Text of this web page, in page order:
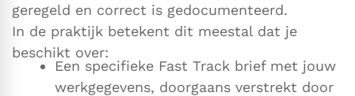
geregeld en correct is gedocumenteerd.
In de praktijk betekent dit meestal dat je
beschikt over:
Een specifieke Fast Track brief met jouw
werkgegevens, doorgaans verstrekt door